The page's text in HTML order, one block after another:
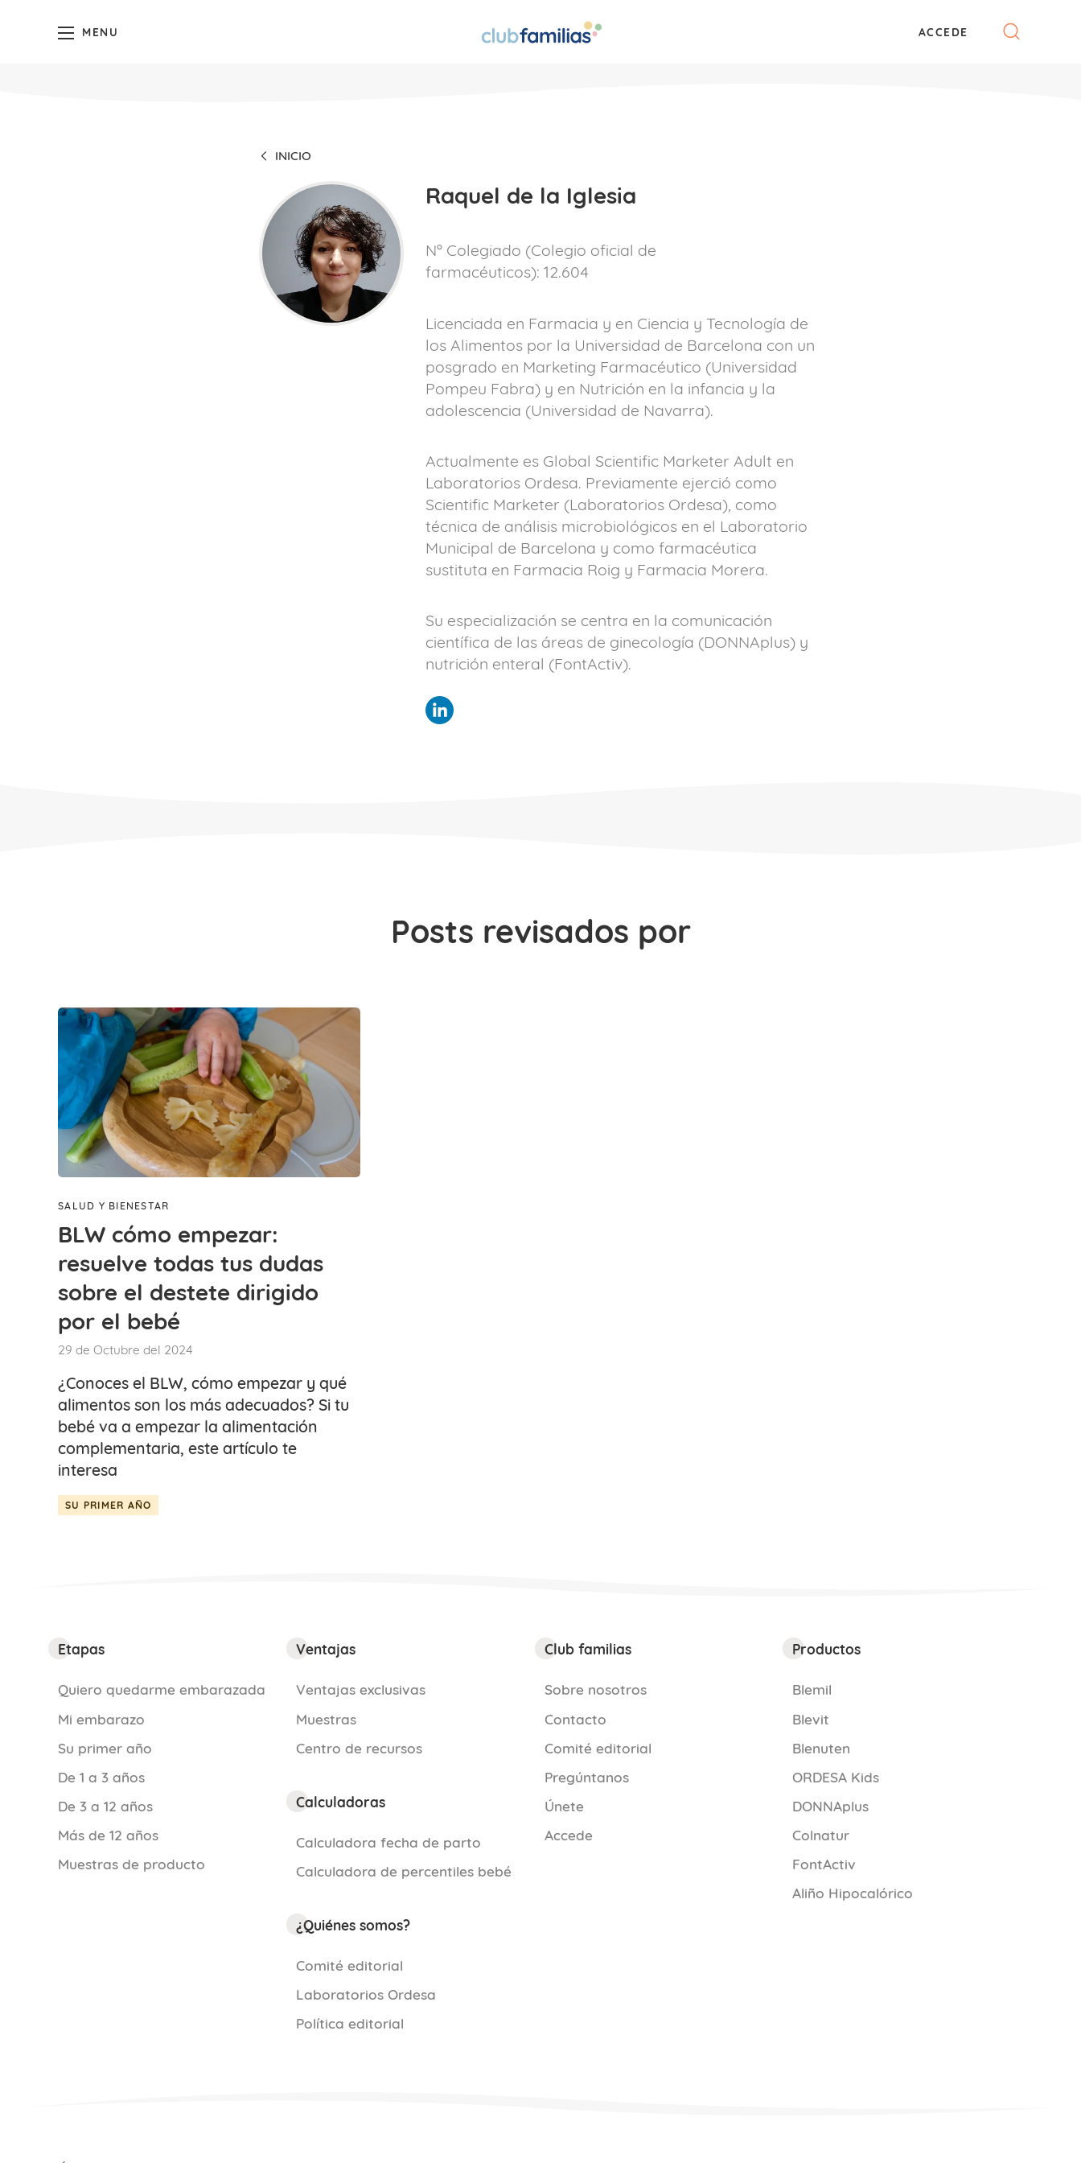
MENU ACCEDE
INICIO
Raquel de la Iglesia
Nº Colegiado (Colegio oficial de
farmacéuticos):12.604
Licenciada en Farmacia y en Ciencia y Tecnología de
los Alimentos por la Universidad de Barcelona con un
posgrado en Marketing Farmacéutico (Universidad
Pompeu Fabra) y en Nutrición en la infancia y la
adolescencia (Universidad de Navarra).
Actualmente es Global Scientific Marketer Adult en
Laboratorios Ordesa. Previamente ejerció como
Scientific Marketer (Laboratorios Ordesa), como
técnica de análisis microbiológicos en el Laboratorio
Municipal de Barcelona y como farmacéutica
sustituta en Farmacia Roig y Farmacia Morera.
Su especialización se centra en la comunicación
científica de las áreas de ginecología (DONNAplus) y
nutrición enteral (FontActiv).
Posts revisados por
SALUD Y BIENESTAR
BLW cómo empezar:
resuelve todas tus dudas
sobre el destete dirigido
por el bebé
29 de Octubre del 2024
¿Conoces el BLW, cómo empezar y qué
alimentos son los más adecuados? Si tu
bebé va a empezar la alimentación
complementaria, este artículo te
interesa
SU PRIMER AÑO
Etapas
Quiero quedarme embarazada
Mi embarazo
Su primer año
De 1 a 3 años
De 3 a 12 años
Más de 12 años
Muestras de producto
Ventajas
Ventajas exclusivas
Muestras
Centro de recursos
Calculadoras
Calculadora fecha de parto
Calculadora de percentiles bebé
¿Quiénes somos?
Comité editorial
Laboratorios Ordesa
Política editorial
Club familias
Sobre nosotros
Contacto
Comité editorial
Pregúntanos
Únete
Accede
Productos
Blemil
Blevit
Blenuten
ORDESA Kids
DONNAplus
Colnatur
FontActiv
Aliño Hipocalórico